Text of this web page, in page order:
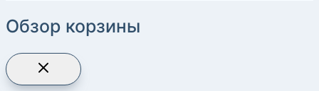
Обзор корзины